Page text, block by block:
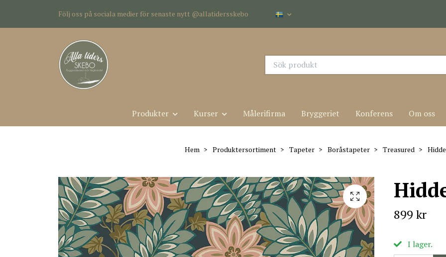
Följ oss på sociala medier för senaste nytt @allatidersskebo
Produkter Kurser Målerifirma Bryggeriet Konferens Om oss
Hem Produktersortiment Tapeter Boråstapeter Treasured
899 kr
I lager.